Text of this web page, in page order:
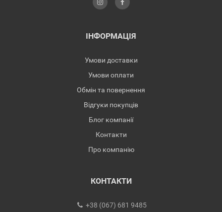
ІНФОРМАЦІЯ
Умови доставки
Умови оплати
Обмін та повернення
Відгуки покупців
Блог компанії
Контакти
Про компанію
КОНТАКТИ
+38 (067) 681 9485